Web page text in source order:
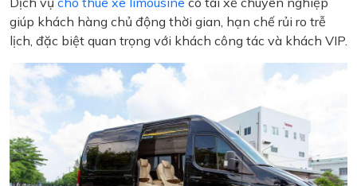
giúp khách hàng chủ động thời gian, hạn chế rủi ro trễ
lịch, đặc biệt quan trọng với khách công tác và khách VIP.